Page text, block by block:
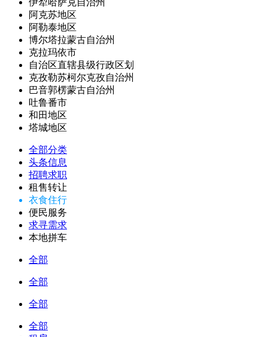
伊犁哈萨克自治州
阿克苏地区
阿勒泰地区
博尔塔拉蒙古自治州
克拉玛依市
自治区直辖县级行政区划
克孜勒苏柯尔克孜自治州
巴音郭楞蒙古自治州
吐鲁番市
和田地区
塔城地区
全部分类
头条信息
招聘求职
租售转让
衣食住行
便民服务
求寻需求
本地拼车
全部
全部
全部
全部